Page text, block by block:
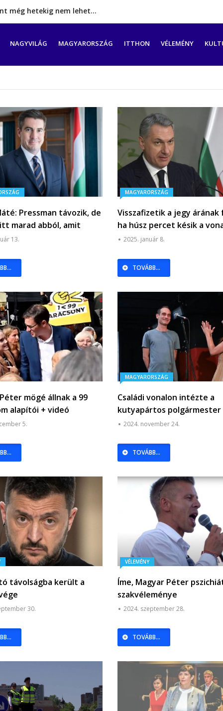
még hetekig nem lehet…
érkező migránsok
hátrál ki a tanároknak tett…
tett, energia-krízishelyzet jöhet…
NAGYVILÁG MAGYARORSZÁG ITTHON VÉLEMÉNY
Pressman távozik, de
marad abból, amit
13.
MAGYARORSZÁG
Visszafizetik a jegy
ha húsz percet késik a
a busz.
2025. január 8.
TOVÁBB...
mögé állnak a 99
alapítói + videó
5.
MAGYARORSZÁG
Családi vonalon intézte a
kutyapártos polgármester
kerületi önkormányzat
2024. november 24.
TOVÁBB...
távolságba került a
30.
VÉLEMÉNY
Íme, Magyar Péter
szakvéleménye
2024. szeptember 28.
TOVÁBB...